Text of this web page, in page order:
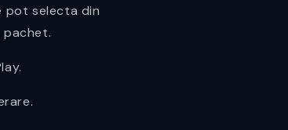
pot selecta din
pachet.